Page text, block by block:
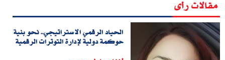
مقالات رأى
الحياد الرقمي الاستراتيجي.. نحو بنية
حوكمة دولية لإدارة التوترات الرقمية